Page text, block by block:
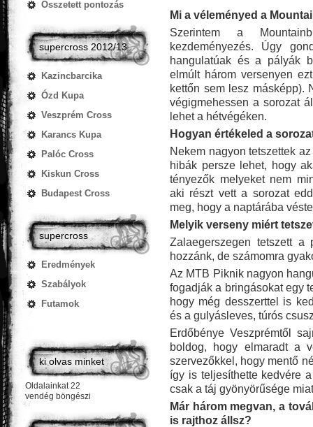
Összetett pontozás
supercross 2012/13
Kazincbarcika
Ózd Kupa
Veszprém Cross
Karancs Kupa
Palóc Cross
Kiskun Cross
Budapest Cross
supercross
Eredmények
Szabályok
Futamok
ki olvas minket
Oldalainkat 22
vendég böngészi
Mi a véleményed a
Szerintem a
kezdeményezés. Úgy
hangulatúak és a pályák
elmúlt három versenyen
kettőn sem lesz másképp).
végigmehessen a sorozat
lehet a hétvégéken.
Hogyan értékeled a
Nekem nagyon tetszettek
hibák persze lehet, hogy
tényezők melyeket nem
aki részt vett a sorozat
meg, hogy a naptárába
Melyik verseny miért
Zalaegerszegen tetszett
hozzánk, de számomra
Az MTB Piknik nagyon
fogadják a bringásokat egy
hogy még desszerttel is
és a gulyásleves, túrós
Erdőbénye Veszprémtől
boldog, hogy elmaradt a
szervezőkkel, hogy mentő
így is teljesíthette kedvére
csak a táj gyönyörűsége
Már három megvan, a
is rajthoz állsz?